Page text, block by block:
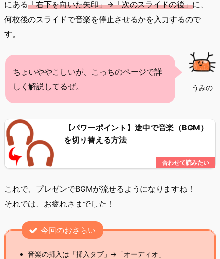
にある「右下を向いた矢印」→「次のスライドの後」に、
何枚後のスライドで音楽を停止させるかを入力するので
す。
うみの
ちょいややこしいが、こっちのページで詳
しく解説してるぜ。
【パワーポイント】途中で音楽（BGM）
を切り替える方法
これで、プレゼンでBGMが流せるようになりますね！
それでは、お疲れさまでした！
今回のおさらい
音楽の挿入は「挿入タブ」→「オーディオ」